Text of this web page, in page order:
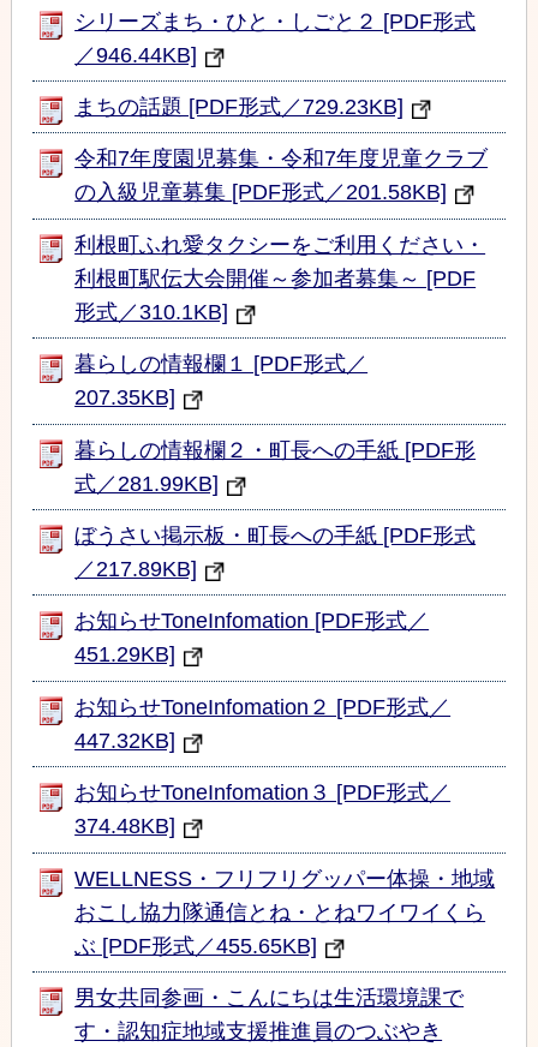
シリーズまち・ひと・しごと２ [PDF形式
／946.44KB]
まちの話題 [PDF形式／729.23KB]
令和7年度園児募集・令和7年度児童クラブ
の入級児童募集 [PDF形式／201.58KB]
利根町ふれ愛タクシーをご利用ください・
利根町駅伝大会開催～参加者募集～ [PDF
形式／310.1KB]
暮らしの情報欄１ [PDF形式／
207.35KB]
暮らしの情報欄２・町長への手紙 [PDF形
式／281.99KB]
ぼうさい掲示板・町長への手紙 [PDF形式
／217.89KB]
お知らせToneInfomation [PDF形式／
451.29KB]
お知らせToneInfomation２ [PDF形式／
447.32KB]
お知らせToneInfomation３ [PDF形式／
374.48KB]
WELLNESS・フリフリグッパー体操・地域
おこし協力隊通信とね・とねワイワイくら
ぶ [PDF形式／455.65KB]
男女共同参画・こんにちは生活環境課で
す・認知症地域支援推進員のつぶやき